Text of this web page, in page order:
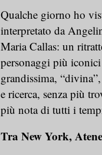
Qualche giorno ho
interpretato da
Maria Callas: un
personaggi più
grandissima,
e ricerca, senza più
più nota di tutti i
Tra New York,